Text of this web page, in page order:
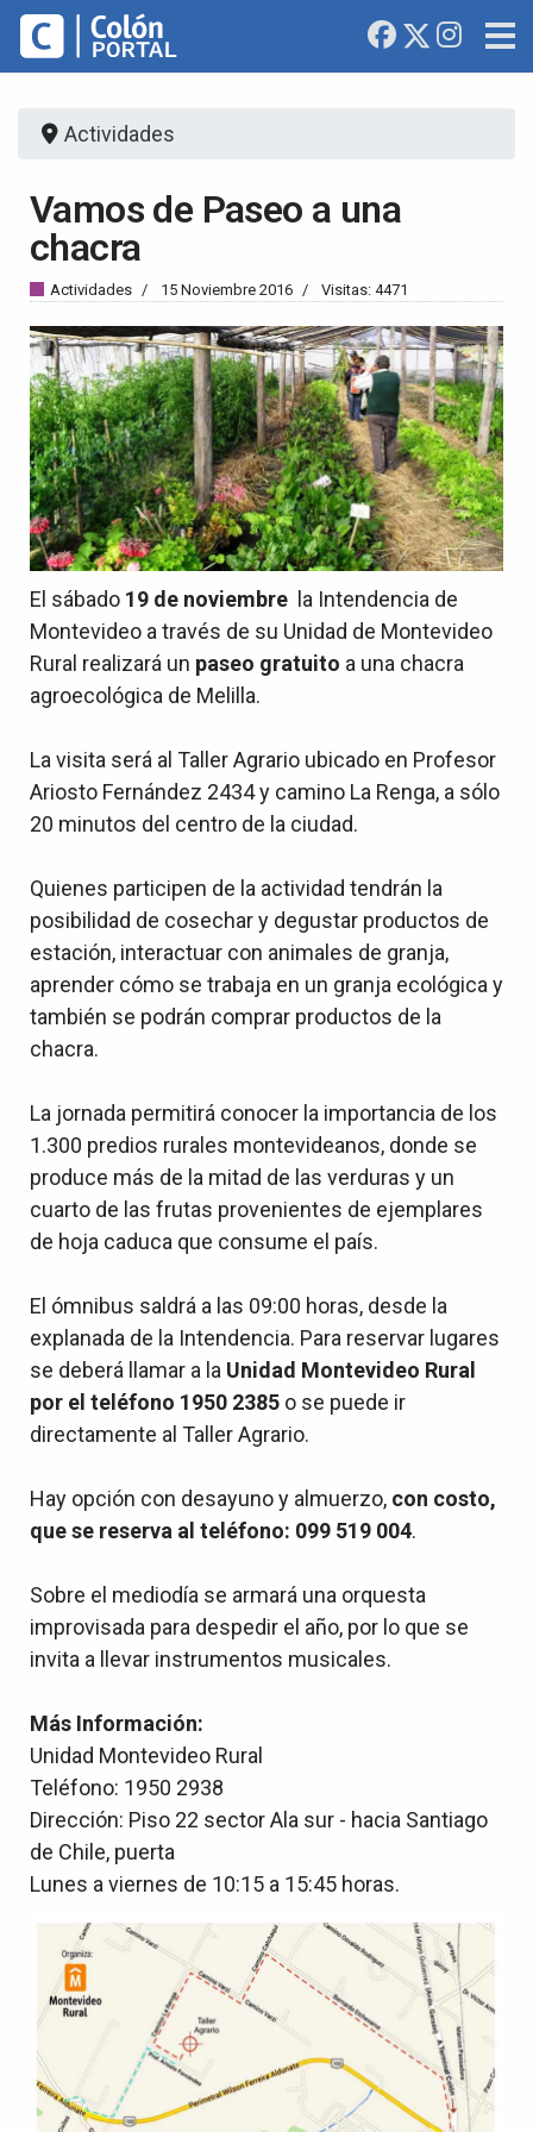
Actividades
Vamos de Paseo a una
chacra
Actividades 15 Noviembre 2016 Visitas: 4471
El sábado 19 de noviembre
la Intendencia de
Montevideo a través de su Unidad de Montevideo
Rural realizará un paseo gratuito a una chacra
agroecológica de Melilla.
La visita será al Taller Agrario ubicado en Profesor
Ariosto Fernández 2434 y camino La Renga, a sólo
20 minutos del centro de la ciudad.
Quienes participen de la actividad tendrán la
posibilidad de cosechar y degustar productos de
estación, interactuar con animales de granja,
aprender cómo se trabaja en un granja ecológica y
también se podrán comprar productos de la
chacra.
La jornada permitirá conocer la importancia de los
1.300 predios rurales montevideanos, donde se
produce más de la mitad de las verduras y un
cuarto de las frutas provenientes de ejemplares
de hoja caduca que consume el país.
El ómnibus saldrá a las 09:00 horas, desde la
explanada de la Intendencia. Para reservar lugares
se deberá llamar a la Unidad Montevideo Rural
por el teléfono 1950 2385 o se puede ir
directamente al Taller Agrario.
Hay opción con desayuno y almuerzo, con costo,
que se reserva al teléfono: 099 519 004.
Sobre el mediodía se armará una orquesta
improvisada para despedir el año, por lo que se
invita a llevar instrumentos musicales.
Más Información:
Unidad Montevideo Rural
Teléfono: 1950 2938
Dirección: Piso 22 sector Ala sur - hacia Santiago
de Chile, puerta
Lunes a viernes de 10:15 a 15:45 horas.